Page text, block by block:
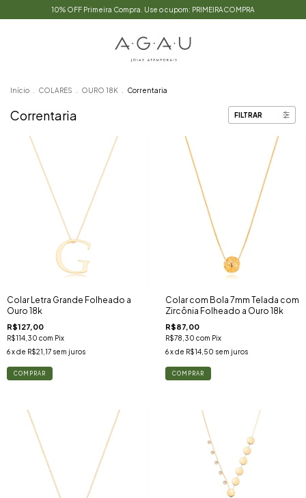
10% OFF Primeira Compra. Use o cupom: PRIMEIRACOMPRA
Início COLARES OURO 18K Correntaria
Correntaria FILTRAR
Colar Letra Grande Folheado a
Ouro 18k
R$127,00
R$114,30 com Pix
6x de R$21,17 sem juros
Colar com Bola 7mm Telada com
Zircônia Folheado a Ouro 18k
R$87,00
R$78,30 com Pix
6 x de R$14,50 sem juros